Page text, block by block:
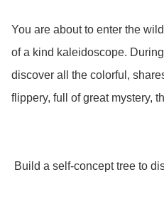
You are about to enter the
of a kind kaleidoscope.
discover all the colorful,
flippery, full of great mystery,